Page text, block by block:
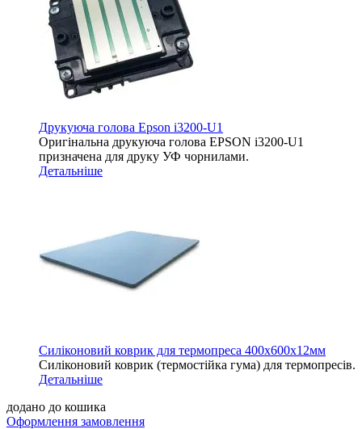
Друкуюча голова Epson i3200-U1
Оригінальна друкуюча голова EPSON i3200-U1
призначена для друку УФ чорнилами.
Детальніше
Силіконовий коврик для термопреса 400х600х12мм
Силіконовий коврик (термостійка гума) для термопресів.
Детальніше
додано до кошика
Оформлення замовлення